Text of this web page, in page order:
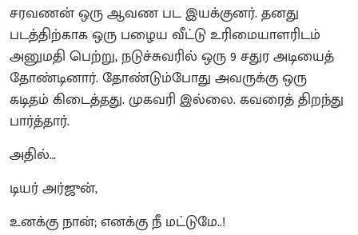
சரவணன் ஒரு ஆவண பட இயக்குனர். தனது
படத்திற்காக ஒரு பழைய வீட்டு உரிமையாளரிடம்
அனுமதி பெற்று, நடுச்சுவரில் ஒரு 9 சதுர அடியைத்
தோண்டினார். தோண்டும்போது அவருக்கு ஒரு
கடிதம் கிடைத்தது. முகவரி இல்லை. கவரைத் திறந்து
பார்த்தார்.
அதில்…
டியர் அர்ஜுன்,
உனக்கு நான்; எனக்கு நீ மட்டுமே..!